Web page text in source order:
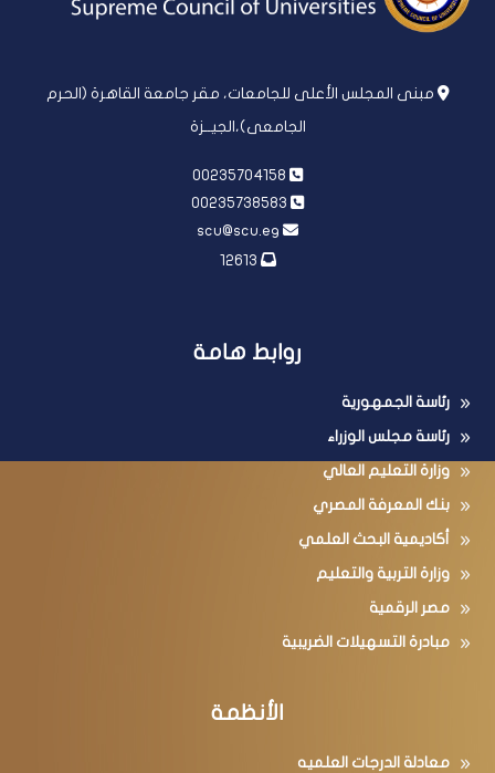
مبنى المجلس الأعلى للجامعات، مقر جامعة القاهرة (الحرم
الجامعى)،الجيــزة
روابط هامة
رئاسة الجمهورية
رئاسة مجلس الوزراء
وزارة التعليم العالي
بنك المعرفة المصري
أكاديمية البحث العلمي
وزارة التربية والتعليم
مصر الرقمية
مبادرة التسهيلات الضريبية
الأنظمة
معادلة الدرجات العلميه